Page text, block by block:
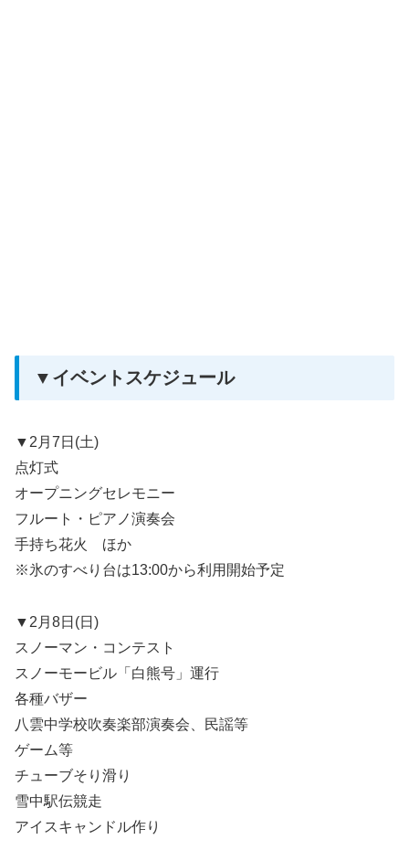
▼イベントスケジュール
▼2月7日(土)
点灯式
オープニングセレモニー
フルート・ピアノ演奏会
手持ち花火 ほか
※氷のすべり台は13:00から利用開始予定
▼2月8日(日)
スノーマン・コンテスト
スノーモービル「白熊号」運行
各種バザー
八雲中学校吹奏楽部演奏会、民謡等
ゲーム等
チューブそり滑り
雪中駅伝競走
アイスキャンドル作り